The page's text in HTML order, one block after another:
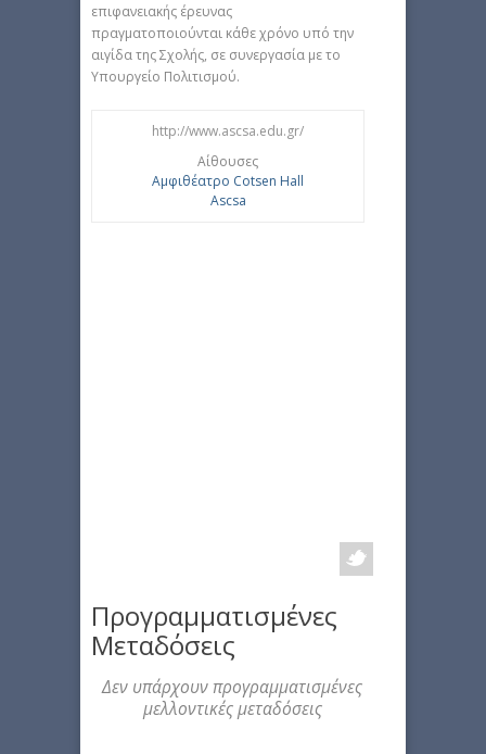
επιφανειακής έρευνας
πραγματοποιούνται κάθε χρόνο υπό την
αιγίδα της Σχολής, σε συνεργασία με το
Υπουργείο Πολιτισμού.
http://www.ascsa.edu.gr/
Αίθουσες
Αμφιθέατρο Cotsen Hall
Ascsa
Προγραμματισμένες
Μεταδόσεις
Δεν υπάρχουν προγραμματισμένες
μελλοντικές μεταδόσεις